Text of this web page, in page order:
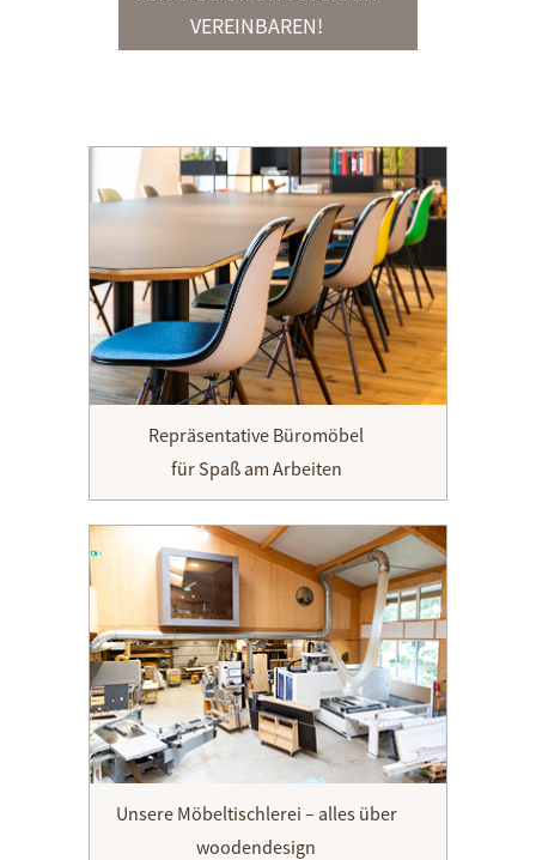
VEREINBAREN!
Repräsentative Büromöbel
für Spaß am Arbeiten
Unsere Möbeltischlerei – alles über
woodendesign